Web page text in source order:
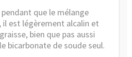
que le mélange
il est légèrement alcalin et
bien que pas aussi
bicarbonate de soude seul.